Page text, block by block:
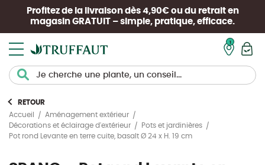
Profitez de la livraison dès 4,90€ ou du retrait en
magasin GRATUIT – simple, pratique, efficace.
RETOUR
Accueil
Aménagement extérieur
Décorations et éclairage d'extérieur
Pots et jardinières
Pot rond Levante en terre cuite, basalt Ø 24 x H. 19 cm